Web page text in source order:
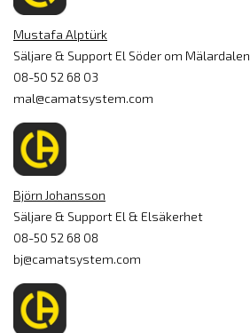
Mustafa Alptürk
Säljare & Support El Söder om Mälardalen
08-50 52 68 03
mal@camatsystem.com
Björn Johansson
Säljare & Support El & Elsäkerhet
08-50 52 68 08
bj@camatsystem.com